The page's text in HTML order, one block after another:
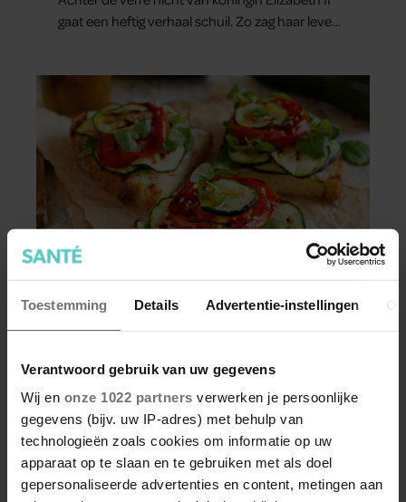
Toestemming Details Advertentie-instellingen
Verantwoord gebruik van uw gegevens
Wij en onze 1022 partners verwerken je persoonlijke
gegevens (bijv. uw IP-adres) met behulp van
technologieën zoals cookies om informatie op uw
apparaat op te slaan en te gebruiken met als doel
gepersonaliseerde advertenties en content, metingen aan
gaat een heftig verhaal schuil. Zo zag haar leven
BEAUTY & LIFESTYLE
Bereidingstijd: 20 minuten • 700 g jonge
courgettes (klein en dun) • 400 g kerstomaatjes
• olijfolie • 2 tenen knoflook • 150 g feta • 4 dikke
sneden witbrood 1. Snijd de courgettes schuin in
plakken van 2 centimeter dik. Halveer de